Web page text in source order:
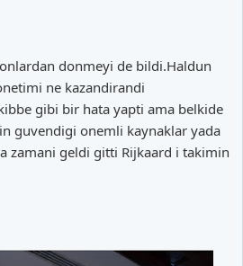
donmeyi de bildi.Haldun
ne kazandirandi
gibi bir hata yapti ama belkide
guvendigi onemli kaynaklar yada
zamani geldi gitti Rijkaard i takimin